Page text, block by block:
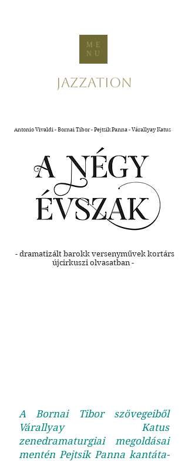
ME
NU
Jazzation
Antonio Vivaldi - Bornai Tibor - Pejtsik Panna - Várallyay Katus
- dramatizált barokk versenyművek kortárs
újcirkuszi olvasatban -
A Bornai Tibor szövegeiből
Várallyay Katus
zenedramaturgiai megoldásai
mentén Pejtsik Panna kantáta-